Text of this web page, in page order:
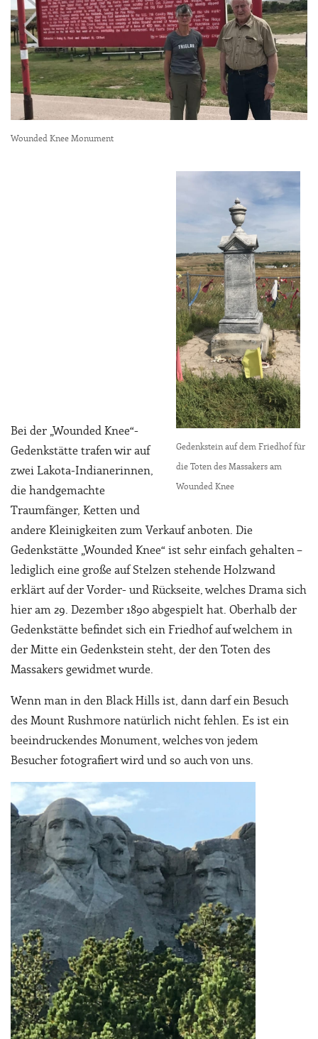
Wounded Knee Monument
Gedenkstein auf dem Friedhof für
die Toten des Massakers am
Wounded Knee
Bei der „Wounded Knee“-
Gedenkstätte trafen wir auf
zwei Lakota-Indianerinnen,
die handgemachte
Traumfänger, Ketten und
andere Kleinigkeiten zum Verkauf anboten. Die
Gedenkstätte „Wounded Knee“ ist sehr einfach gehalten –
lediglich eine große auf Stelzen stehende Holzwand
erklärt auf der Vorder- und Rückseite, welches Drama sich
hier am 29. Dezember 1890 abgespielt hat. Oberhalb der
Gedenkstätte befindet sich ein Friedhof auf welchem in
der Mitte ein Gedenkstein steht, der den Toten des
Massakers gewidmet wurde.
Wenn man in den Black Hills ist, dann darf ein Besuch
des Mount Rushmore natürlich nicht fehlen. Es ist ein
beeindruckendes Monument, welches von jedem
Besucher fotografiert wird und so auch von uns.